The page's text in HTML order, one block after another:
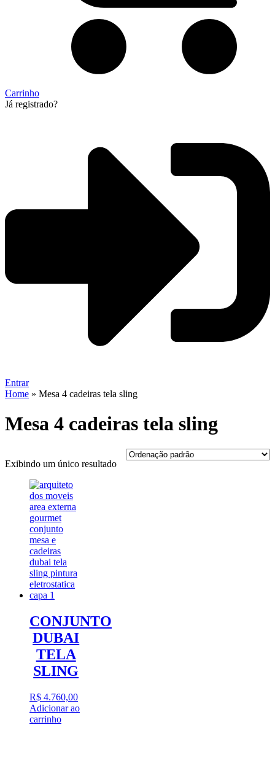
Carrinho
Já registrado?
Entrar
Home » Mesa 4 cadeiras tela sling
Mesa 4 cadeiras tela sling
Exibindo um único resultado
CONJUNTO
DUBAI
TELA
SLING
R$ 4.760,00
Adicionar ao
carrinho